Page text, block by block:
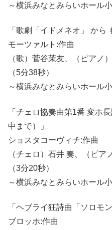
～横浜みなとみらいホール
「歌劇「イドメネオ」 から
モーツァルト:作曲
（歌）菅谷茉友、（ピアノ
（5分38秒）
～横浜みなとみらいホール
「チェロ協奏曲第1番 変ホ
中まで）」
ショスタコーヴィチ:作曲
（チェロ）石井 奏、（ピア
（3分20秒）
～横浜みなとみらいホール
「ヘブライ狂詩曲「ソロモ
ブロッホ:作曲